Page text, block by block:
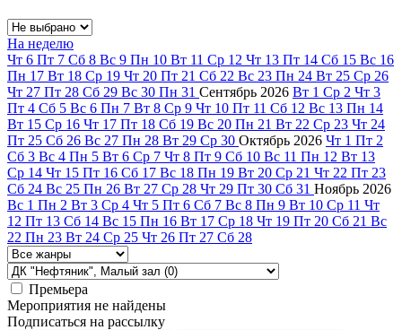
На неделю
Чт 6 Пт 7 Сб 8 Вс 9 Пн 10 Вт 11 Ср 12 Чт 13 Пт 14 Сб 15 Вс 16
Пн 17 Вт 18 Ср 19 Чт 20 Пт 21 Сб 22 Вс 23 Пн 24 Вт 25 Ср 26
Чт 27 Пт 28 Сб 29 Вс 30 Пн 31 Сентябрь 2026 Вт 1 Ср 2 Чт 3
Пт 4 Сб 5 Вс 6 Пн 7 Вт 8 Ср 9 Чт 10 Пт 11 Сб 12 Вс 13 Пн 14
Вт 15 Ср 16 Чт 17 Пт 18 Сб 19 Вс 20 Пн 21 Вт 22 Ср 23 Чт 24
Пт 25 Сб 26 Вс 27 Пн 28 Вт 29 Ср 30 Октябрь 2026 Чт 1 Пт 2
Сб 3 Вс 4 Пн 5 Вт 6 Ср 7 Чт 8 Пт 9 Сб 10 Вс 11 Пн 12 Вт 13
Ср 14 Чт 15 Пт 16 Сб 17 Вс 18 Пн 19 Вт 20 Ср 21 Чт 22 Пт 23
Сб 24 Вс 25 Пн 26 Вт 27 Ср 28 Чт 29 Пт 30 Сб 31 Ноябрь 2026
Вс 1 Пн 2 Вт 3 Ср 4 Чт 5 Пт 6 Сб 7 Вс 8 Пн 9 Вт 10 Ср 11 Чт
12 Пт 13 Сб 14 Вс 15 Пн 16 Вт 17 Ср 18 Чт 19 Пт 20 Сб 21 Вс
22 Пн 23 Вт 24 Ср 25 Чт 26 Пт 27 Сб 28
Премьера
Мероприятия не найдены
Подписаться на рассылку